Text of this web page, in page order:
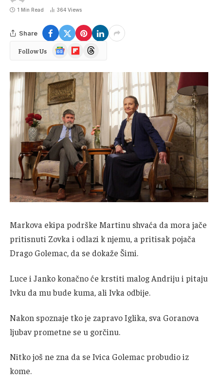
1 Min Read 364 Views
Share
Follow Us
GoogleFlipboardThreads
Markova ekipa podrške Martinu shvaća da mora jače
pritisnuti Zovka i odlazi k njemu, a pritisak pojača
Drago Golemac, da se dokaže Šimi.
Luce i Janko konačno će krstiti malog Andriju i pitaju
Ivku da mu bude kuma, ali Ivka odbije.
Nakon spoznaje tko je zapravo Iglika, sva Goranova
ljubav prometne se u gorčinu.
Nitko još ne zna da se Ivica Golemac probudio iz
kome.